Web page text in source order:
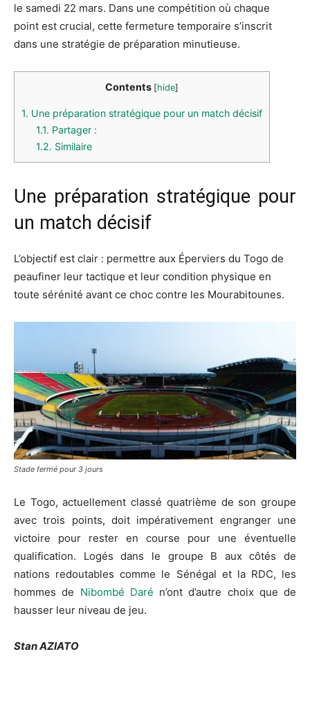
le samedi 22 mars. Dans une compétition où chaque
point est crucial, cette fermeture temporaire s’inscrit
dans une stratégie de préparation minutieuse.
Contents [hide]
1. Une préparation stratégique pour un match décisif
1.1. Partager :
1.2. Similaire
Une préparation stratégique pour
un match décisif
L’objectif est clair : permettre aux Éperviers du Togo de
peaufiner leur tactique et leur condition physique en
toute sérénité avant ce choc contre les Mourabitounes.
Stade fermé pour 3 jours
Le Togo, actuellement classé quatrième de son groupe
avec trois points, doit impérativement engranger une
victoire pour rester en course pour une éventuelle
qualification. Logés dans le groupe B aux côtés de
nations redoutables comme le Sénégal et la RDC, les
hommes de Nibombé Daré n’ont d’autre choix que de
hausser leur niveau de jeu.
Stan AZIATO